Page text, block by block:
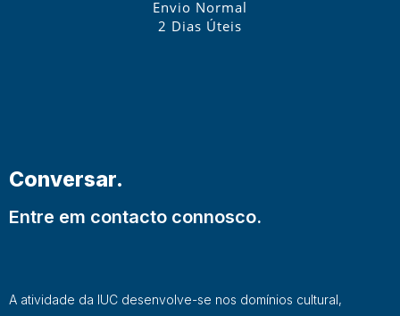
Envio Normal
2 Dias Úteis
Conversar.
Entre em contacto connosco.
A atividade da IUC desenvolve-se nos domínios cultural,